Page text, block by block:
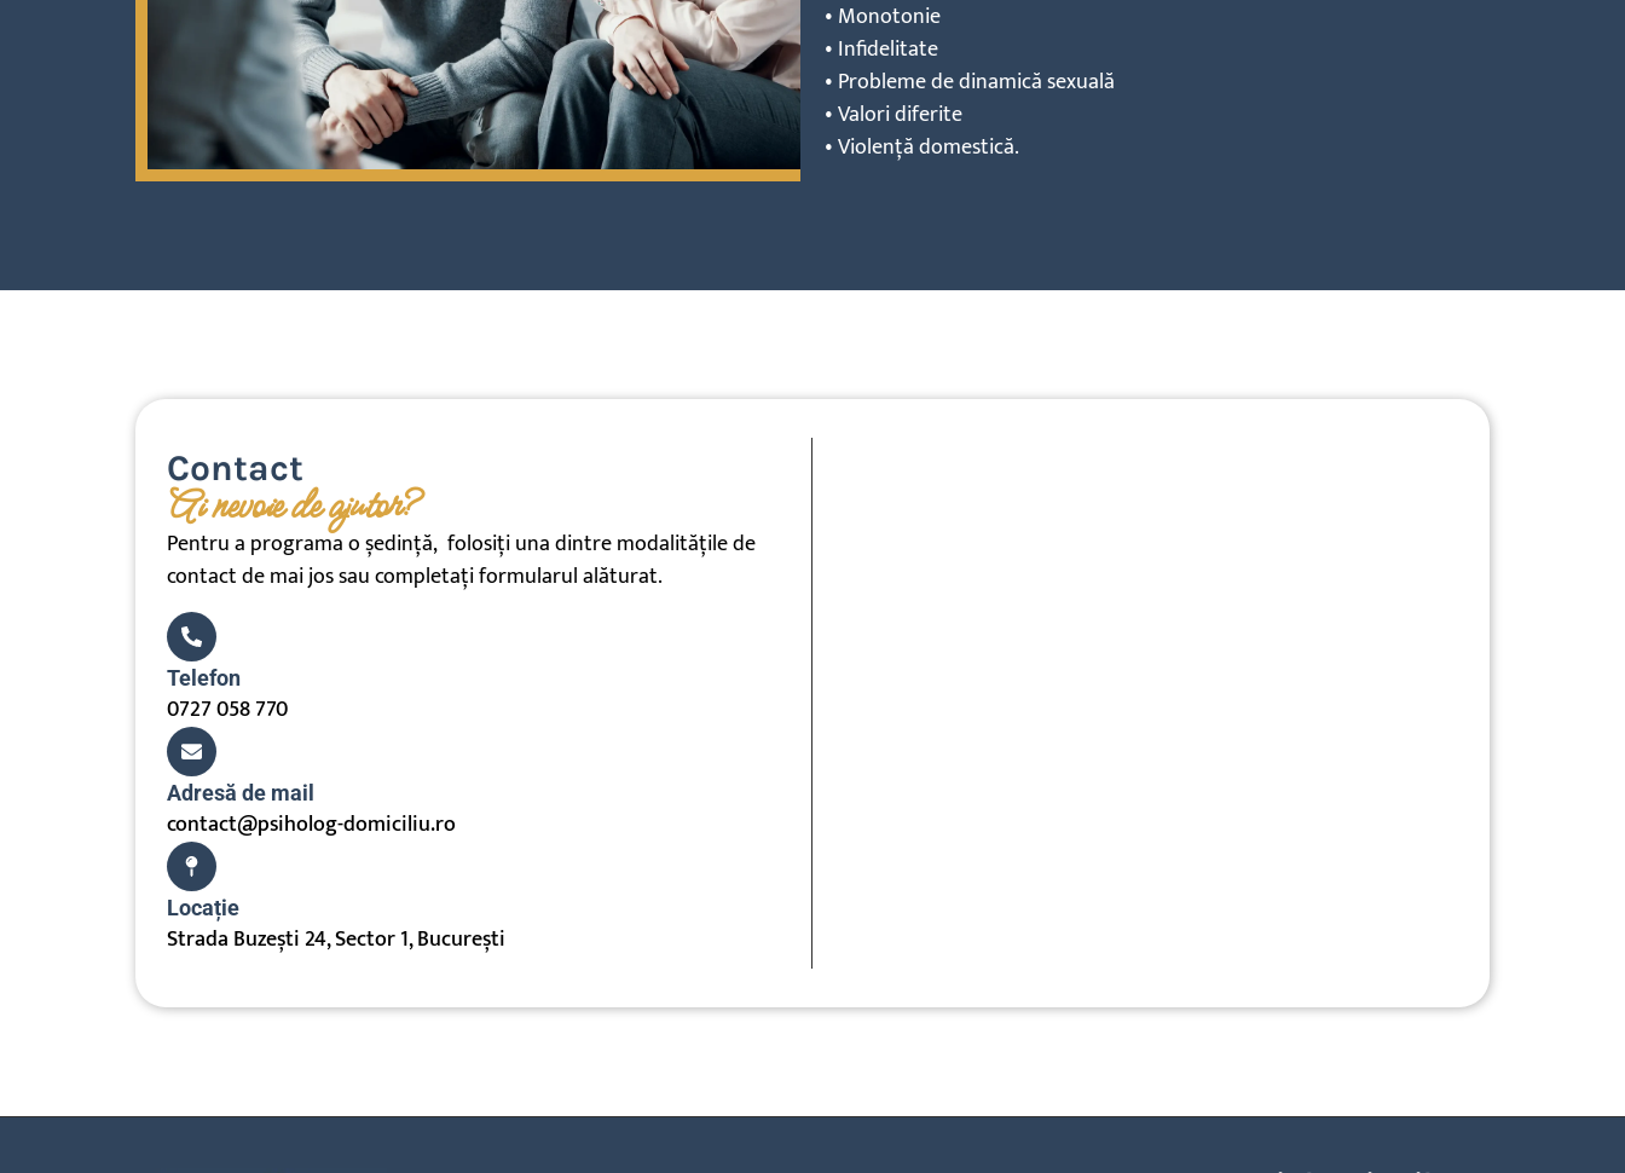
• Monotonie
• Infidelitate
• Probleme dedinamicăsexuală
• Valori diferite
• Violențădomestică.
Contact
Ai nevoie de ajutor?
Pentru a programa o ședință, folosiți una dintre modalitățile de
contact de mai jos sau completați formularul alăturat.
Telefon
0727 058 770
Adresă de mail
contact@psiholog-domiciliu.ro
Locație
Strada Buzești 24, Sector 1, București